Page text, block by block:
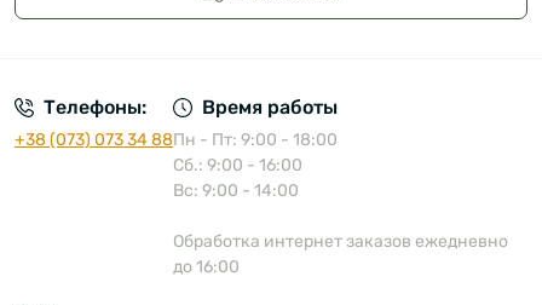
Телефоны:
+38 (073) 073 34 88
Время работы
Пн - Пт: 9:00 - 18:00
Сб.: 9:00 - 16:00
Вс: 9:00 - 14:00
Обработка интернет заказов ежедневно
до 16:00